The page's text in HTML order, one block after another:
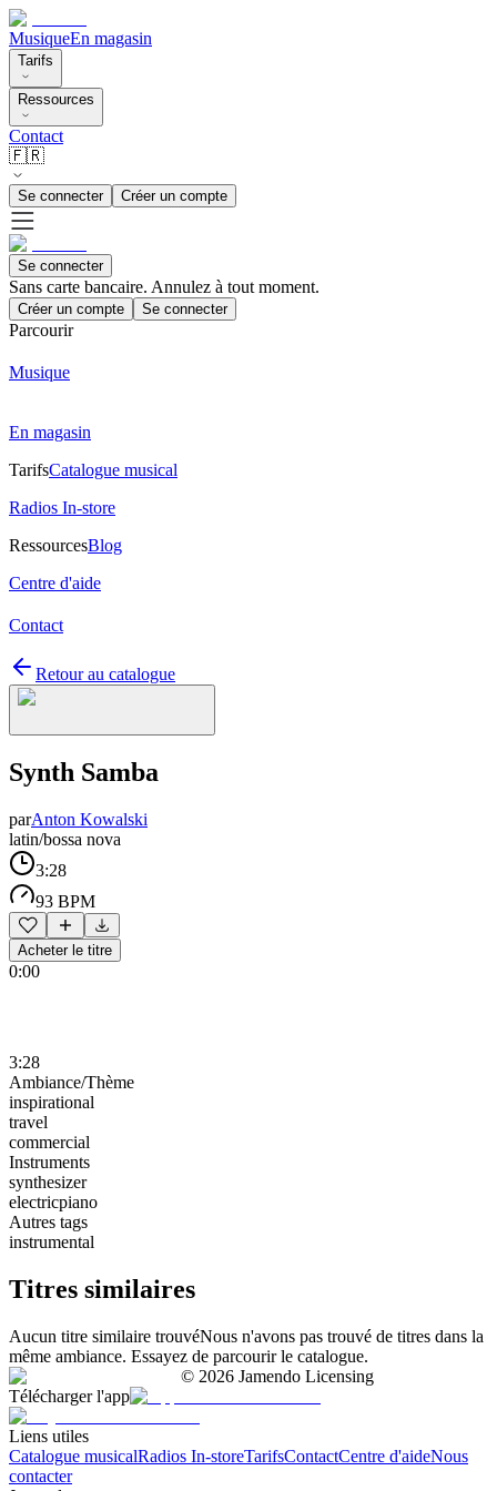
MusiqueEn magasin
Tarifs
Ressources
Contact
🇫🇷
Se connecter Créer un compte
Se connecter
Sans carte bancaire. Annulez à tout moment.
Créer un compte Se connecter
Parcourir
Musique
En magasin
TarifsCatalogue musical
Radios In-store
RessourcesBlog
Centre d'aide
Contact
Retour au catalogue
Synth Samba
parAnton Kowalski
latin/bossa nova
3:28
93 BPM
Acheter le titre
0:00
3:28
Ambiance/Thème
inspirational
travel
commercial
Instruments
synthesizer
electricpiano
Autres tags
instrumental
Titres similaires
Aucun titre similaire trouvéNous n'avons pas trouvé de titres dans la
même ambiance. Essayez de parcourir le catalogue.
© 2026 Jamendo Licensing
Télécharger l'app
Liens utiles
Catalogue musicalRadios In-storeTarifsContactCentre d'aideNous
contacter